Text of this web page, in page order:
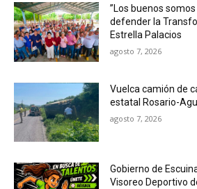
”Los buenos
defender la
Estrella Palacios
agosto 7, 2026
Vuelca camión de
estatal Rosario-
agosto 7, 2026
Gobierno de
Visoreo Deportivo